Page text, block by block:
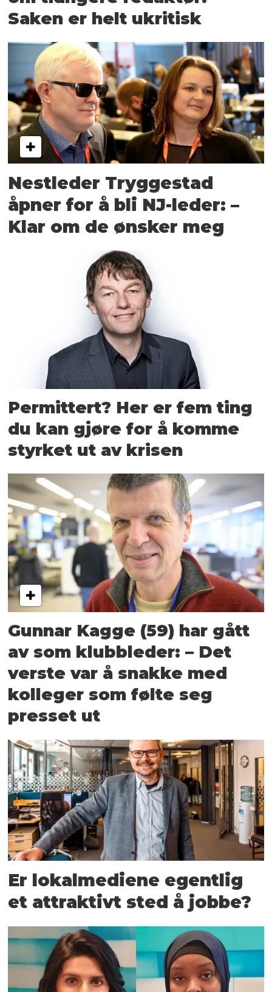
Saken er helt ukritisk
Nestleder Tryggestad
åpner for å bli NJ-leder: –
Klar om de ønsker meg
Permittert? Her er fem ting
du kan gjøre for å komme
styrket ut av krisen
Gunnar Kagge (59) har gått
av som klubbleder: – Det
verste var å snakke med
kolleger som følte seg
presset ut
Er lokalmediene egentlig
et attraktivt sted å jobbe?